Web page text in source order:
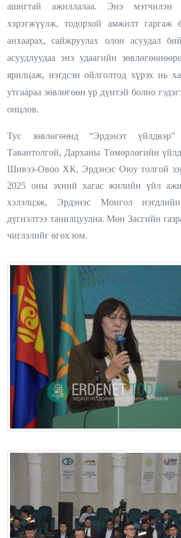
ашигтай ажиллалаа. Энэ мэтчилэн
хэрэгжүүлж, тодорхой амжилт гаргаж
анхаарах, сайжруулах олон асуудал
асуудлуудаа энэ удаагийн
ярилцаж, нэгдсэн ойлголтод хүрэх нь
утгаараа зөвлөгөөн үр дүнтэй болно
онцлов.
Тус зөвлөгөөнд “Эрдэнэт
Тавантолгой, Дарханы Төмөрлөгийн
Шивээ-Овоо ХК, Эрдэнэс Оюу толгой
2025 оны эхний хагас жилийн үйл
хэлэлцэж, Эрдэнэс Монгол
дүгнэлтээ танилцуулна. Мөн Засгийн
чиглэлийг өгөх юм.